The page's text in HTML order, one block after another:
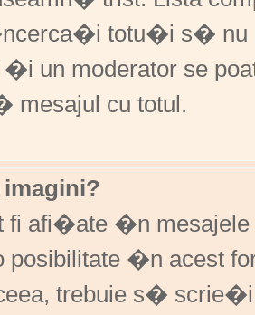
totu�i s� nu
�i un moderator se
cu totul.
fi afi�ate �n
�n acest
trebuie s�